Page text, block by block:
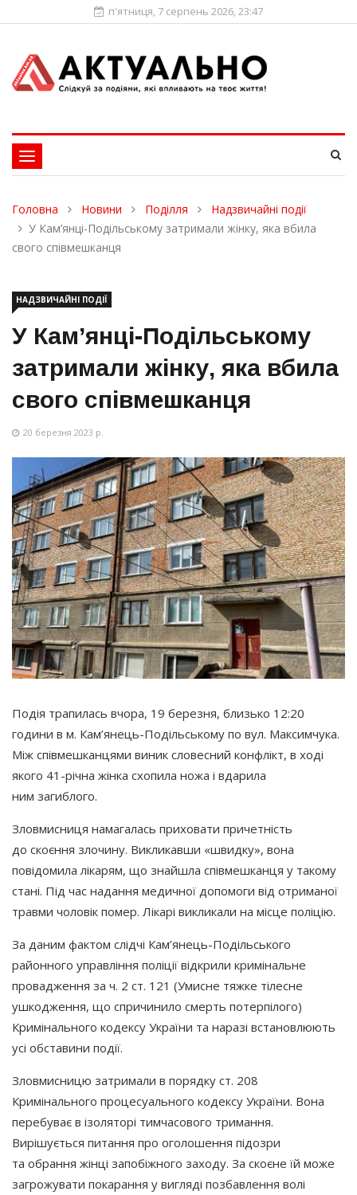
п'ятниця, 7 серпень 2026, 23:47
Toggle
navigation
Головна Новини Поділля
Надзвичайні події
У Кам’янці-Подільському затримали жінку, яка вбила
свого співмешканця
НАДЗВИЧАЙНІ ПОДІЇ
У Кам’янці-Подільському
затримали жінку, яка вбила
свого співмешканця
20 березня 2023 р.
Подія трапилась вчора, 19 березня, близько 12:20
години в м. Кам’янець-Подільському по вул. Максимчука.
Між співмешканцями виник словесний конфлікт, в ході
якого 41-річна жінка схопила ножа і вдарила
ним загиблого.
Зловмисниця намагалась приховати причетність
до скоєння злочину. Викликавши «швидку», вона
повідомила лікарям, що знайшла співмешканця у такому
стані. Під час надання медичної допомоги від отриманої
травми чоловік помер. Лікарі викликали на місце поліцію.
За даним фактом слідчі Кам’янець-Подільського
районного управління поліції відкрили кримінальне
провадження за ч. 2 ст. 121 (Умисне тяжке тілесне
ушкодження, що спричинило смерть потерпілого)
Кримінального кодексу України та наразі встановлюють
усі обставини події.
Зловмисницю затримали в порядку ст. 208
Кримінального процесуального кодексу України. Вона
перебуває в ізоляторі тимчасового тримання.
Вирішується питання про оголошення підозри
та обрання жінці запобіжного заходу. За скоєне їй може
загрожувати покарання у вигляді позбавлення волі